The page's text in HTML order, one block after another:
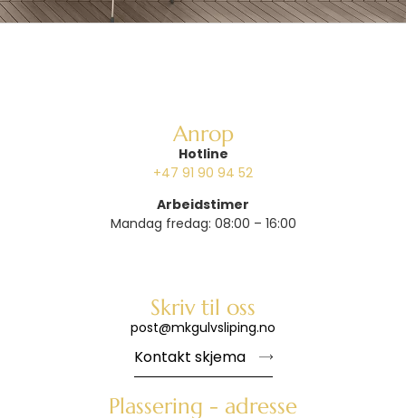
Anrop
Hotline
+47 91 90 94 52
Arbeidstimer
Mandag fredag: 08:00 – 16:00
Skriv til oss
post@mkgulvsliping.no
Kontakt skjema
Plassering - adresse